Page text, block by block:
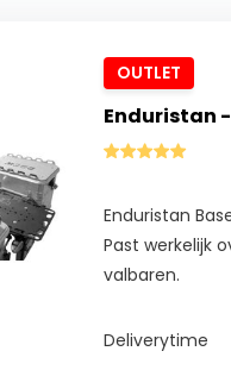
OUTLET
Enduristan
Enduristan
Past werkelijk
valbaren.
Deliverytime